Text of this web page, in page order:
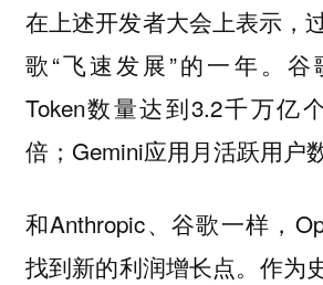
在上述开发者大会上表示，
歌“飞速发展”的一年。谷
Token数量达到3.2千万亿
倍；Gemini应用月活跃用户
和Anthropic、谷歌一样，
找到新的利润增长点。作为